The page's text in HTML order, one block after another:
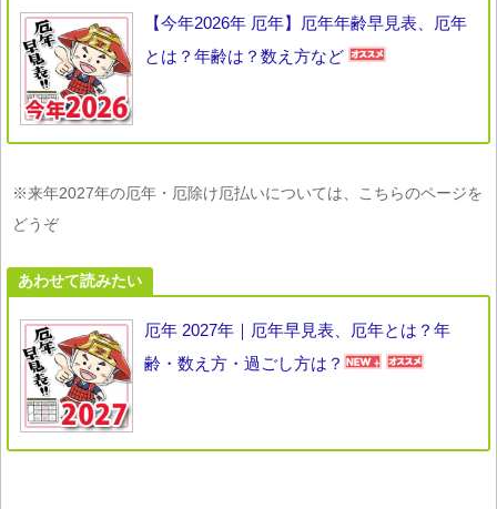
【今年2026年 厄年】厄年年齢早見表、厄年
とは？年齢は？数え方など
※来年2027年の厄年・厄除け厄払いについては、こちらのページを
どうぞ
あわせて読みたい
厄年 2027年｜厄年早見表、厄年とは？年
齢・数え方・過ごし方は？